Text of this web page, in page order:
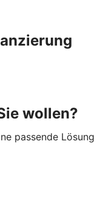
wollen?
passende Lösung